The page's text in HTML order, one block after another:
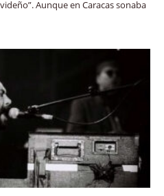
Aunque en Caracas sonaba